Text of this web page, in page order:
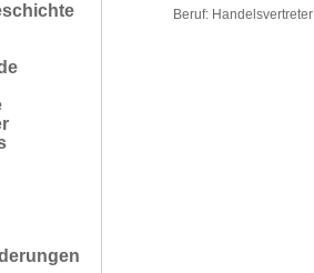
Beruf: Handelsvertreter